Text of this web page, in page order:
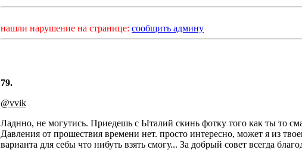
нашли нарушение на странице: сообщить админу
79.
@vvik
Ладнно, не могутись. Приедешь с Ыталий скинь фотку того как ты то
Давления от прошествия времени нет. просто интересно, может я из
варианта для себы что нибуть взять смогу... За добрый совет всегда